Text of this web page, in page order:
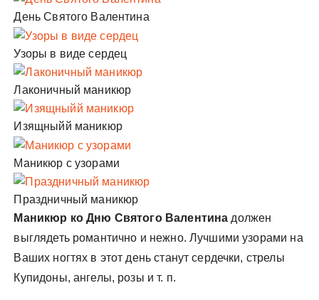
День Святого Валентина
Узоры в виде сердец
Лаконичный маникюр
Изящныйй маникюр
Маникюр с узорами
Праздничный маникюр
Маникюр ко Дню Святого Валентина должен
выглядеть романтично и нежно. Лучшими узорами на
Ваших ногтях в этот день станут сердечки, стрелы
Купидоны, ангелы, розы и т. п.